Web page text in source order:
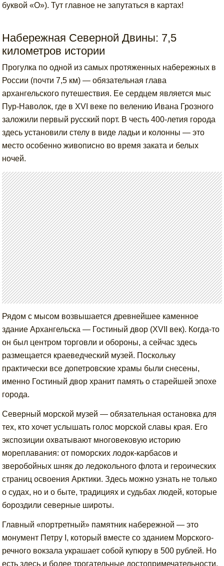
буквой «О»). Тут главное не запутаться в картах!
Набережная Северной Двины: 7,5
километров истории
Прогулка по одной из самых протяженных набережных в
России (почти 7,5 км) — обязательная глава
архангельского путешествия. Ее сердцем является мыс
Пур-Наволок, где в XVI веке по велению Ивана Грозного
заложили первый русский порт. В честь 400-летия города
здесь установили стелу в виде ладьи и колонны — это
место особенно живописно во время заката и белых
ночей.
Рядом с мысом возвышается древнейшее каменное
здание Архангельска — Гостиный двор (XVII век). Когда-то
он был центром торговли и обороны, а сейчас здесь
размещается краеведческий музей. Поскольку
практически все допетровские храмы были снесены,
именно Гостиный двор хранит память о старейшей эпохе
города.
Северный морской музей — обязательная остановка для
тех, кто хочет услышать голос морской славы края. Его
экспозиции охватывают многовековую историю
мореплавания: от поморских лодок-карбасов и
зверобойных шняк до ледокольного флота и героических
страниц освоения Арктики. Здесь можно узнать не только
о судах, но и о быте, традициях и судьбах людей, которые
бороздили северные широты.
Главный «портретный» памятник набережной — это
монумент Петру I, который вместе со зданием Морского-
речного вокзала украшает собой купюру в 500 рублей. Но
есть здесь и более трогательные достопримечательности.